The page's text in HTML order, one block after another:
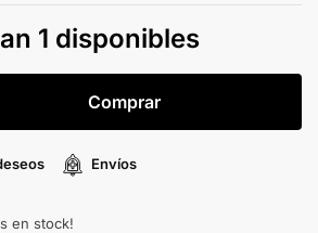
1 disponibles
Comprar
Envíos
en stock!